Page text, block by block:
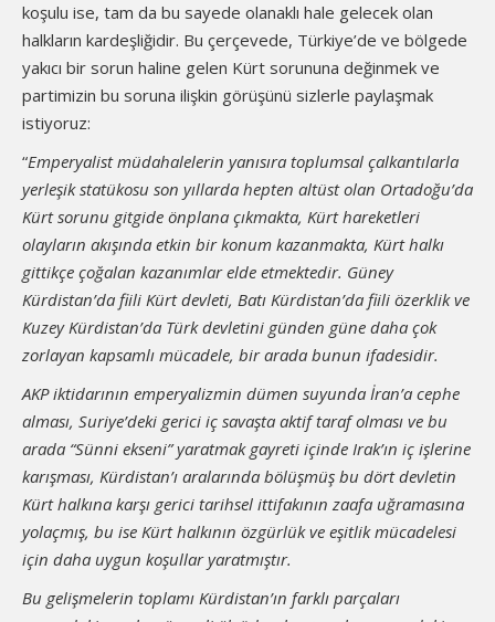
koşulu ise, tam da bu sayede olanaklı hale gelecek olan
halkların kardeşliğidir. Bu çerçevede, Türkiye’de ve bölgede
yakıcı bir sorun haline gelen Kürt sorununa değinmek ve
partimizin bu soruna ilişkin görüşünü sizlerle paylaşmak
istiyoruz:
“Emperyalist müdahalelerin yanısıra toplumsal çalkantılarla
yerleşik statükosu son yıllarda hepten altüst olan Ortadoğu’da
Kürt sorunu gitgide önplana çıkmakta, Kürt hareketleri
olayların akışında etkin bir konum kazanmakta, Kürt halkı
gittikçe çoğalan kazanımlar elde etmektedir. Güney
Kürdistan’da fiili Kürt devleti, Batı Kürdistan’da fiili özerklik ve
Kuzey Kürdistan’da Türk devletini günden güne daha çok
zorlayan kapsamlı mücadele, bir arada bunun ifadesidir.
AKP iktidarının emperyalizmin dümen suyunda İran’a cephe
alması, Suriye’deki gerici iç savaşta aktif taraf olması ve bu
arada “Sünni ekseni” yaratmak gayreti içinde Irak’ın iç işlerine
karışması, Kürdistan’ı aralarında bölüşmüş bu dört devletin
Kürt halkına karşı gerici tarihsel ittifakının zaafa uğramasına
yolaçmış, bu ise Kürt halkının özgürlük ve eşitlik mücadelesi
için daha uygun koşullar yaratmıştır.
Bu gelişmelerin toplamı Kürdistan’ın farklı parçaları